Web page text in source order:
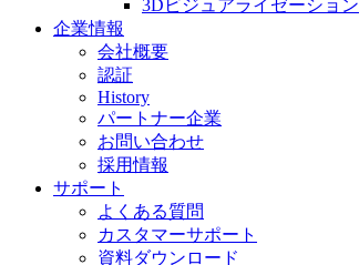
3Dビジュアライゼーション
企業情報
会社概要
認証
History
パートナー企業
お問い合わせ
採用情報
サポート
よくある質問
カスタマーサポート
資料ダウンロード